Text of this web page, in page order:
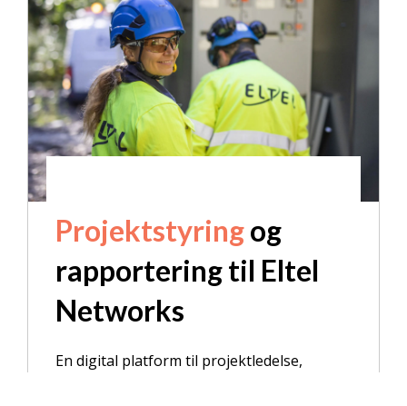
Projektstyringog
rapportering til Eltel
Networks
En digital platform til projektledelse,